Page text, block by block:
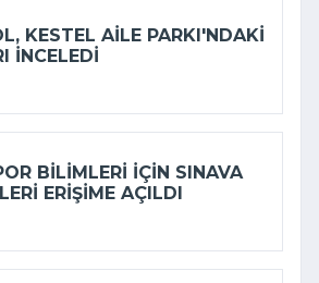
KESTEL AILE PARKI'NDAKI
INCELEDI
BILIMLERI IÇIN SINAVA
ERIŞIME AÇILDI